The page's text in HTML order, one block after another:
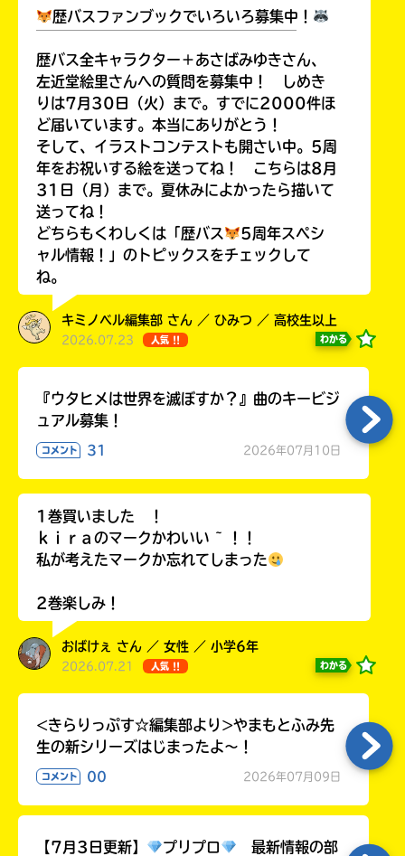
Loading...
歴バスファンブックでいろいろ募集中！
歴バス全キャラクター＋あさばみゆきさん、
左近堂絵里さんへの質問を募集中！ しめき
りは7月30日（火）まで。すでに2000件ほ
ど届いています。本当にありがとう！
そして、イラストコンテストも開さい中。5周
年をお祝いする絵を送ってね！ こちらは8月
31日（月）まで。夏休みによかったら描いて
送ってね！
どちらもくわしくは「歴バス
5周年スペシ
ャル情報！」のトピックスをチェックして
ね。
キミノベル編集部 さん ／ ひみつ ／ 高校生以上
2026.07.23 人気 !! わかる
『ウタヒメは世界を滅ぼすか？』曲のキービジ
ュアル募集！
コメント 31 2026年07月10日
1巻買いました ！
ｋｉｒａのマークかわいい ~ ！！
私が考えたマークか忘れてしまった
2巻楽しみ！
おばけぇ さん ／ 女性 ／ 小学6年
2026.07.21 人気 !! わかる
<きらりっぷす☆編集部より>やまもとふみ先
生の新シリーズはじまったよ～！
コメント 00 2026年07月09日
【7月3日更新】 プリプロ
最新情報の部
い
え
入
力
エ
あ
で、
も
度
確
み
る